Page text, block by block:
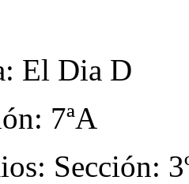
El Dia D
7ªA
Sección: